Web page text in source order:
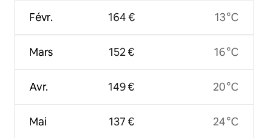
Févr.
Mars
Avr.
Mai
164 €
152 €
149 €
137 €
13 °C
16 °C
20 °C
24 °C